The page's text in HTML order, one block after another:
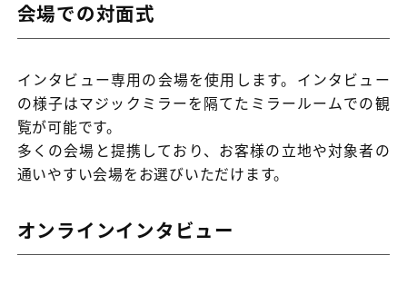
会場での対面式
インタビュー専用の会場を使用します。インタビュー
の様子はマジックミラーを隔てたミラールームでの観
覧が可能です。
多くの会場と提携しており、お客様の立地や対象者の
通いやすい会場をお選びいただけます。
オンラインインタビュー